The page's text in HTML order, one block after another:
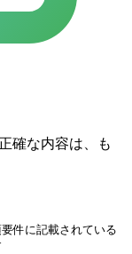
確な内容は、も
件に記載されている